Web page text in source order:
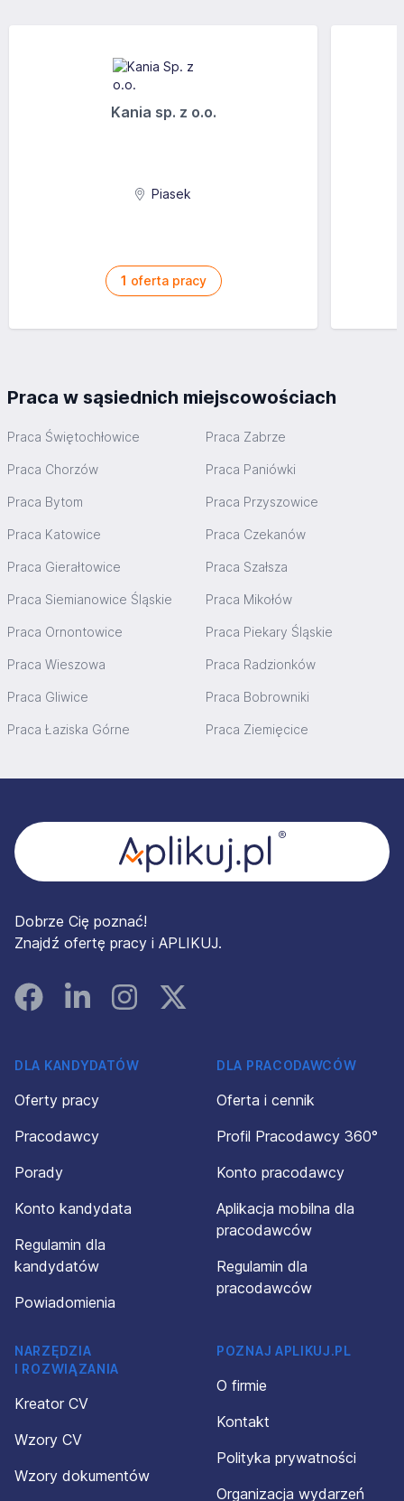
Kania sp. z o.o.
Piasek
1 oferta pracy
Praca w sąsiednich miejscowościach
Praca Świętochłowice Praca Zabrze
Praca Chorzów Praca Paniówki
Praca Bytom Praca Przyszowice
Praca Katowice Praca Czekanów
Praca Gierałtowice Praca Szałsza
Praca Siemianowice Śląskie Praca Mikołów
Praca Ornontowice Praca Piekary Śląskie
Praca Wieszowa Praca Radzionków
Praca Gliwice Praca Bobrowniki
Praca Łaziska Górne Praca Ziemięcice
Dobrze Cię poznać!
Znajdź ofertę pracy i APLIKUJ.
FacebookLinked InInstagramInstagram
DLA KANDYDATÓW
Oferty pracy
Pracodawcy
Porady
Konto kandydata
Regulamin dla
kandydatów
Powiadomienia
DLA PRACODAWCÓW
Oferta i cennik
Profil Pracodawcy 360°
Konto pracodawcy
Aplikacja mobilna dla
pracodawców
Regulamin dla
pracodawców
NARZĘDZIA
I ROZWIĄZANIA
Kreator CV
Wzory CV
Wzory dokumentów
POZNAJ APLIKUJ.PL
O firmie
Kontakt
Polityka prywatności
Organizacja wydarzeń